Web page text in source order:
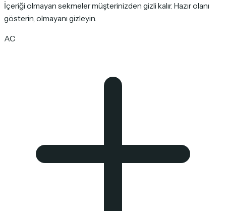
İçeriği olmayan sekmeler müşterinizden gizli kalır. Hazır olanı
gösterin, olmayanı gizleyin.
AC